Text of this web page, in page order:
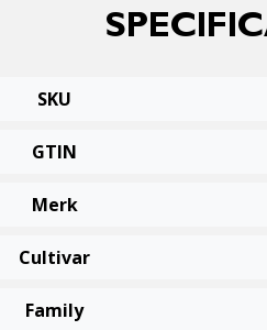
SKU
GTIN
Merk
Cultivar
Family